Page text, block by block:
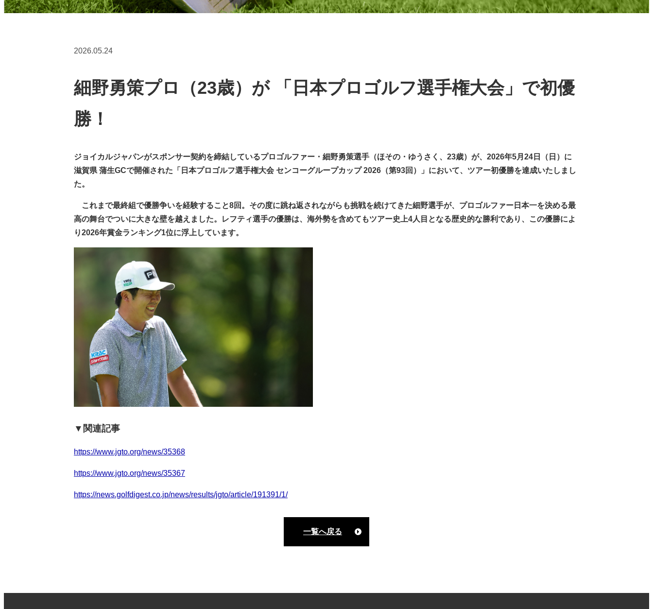
2026.05.24
細野勇策プロ（23歳）が 「日本プロゴルフ選手権大会」で初優
勝！
ジョイカルジャパンがスポンサー契約を締結しているプロゴルファー・細野勇策選手（ほその・ゆうさく、23歳）が、2026年5月24日（日）に
滋賀県 蒲生GCで開催された「日本プロゴルフ選手権大会 センコーグループカップ 2026（第93回）」において、ツアー初優勝を達成いたしまし
た。
これまで最終組で優勝争いを経験すること8回。その度に跳ね返されながらも挑戦を続けてきた細野選手が、プロゴルファー日本一を決める最
高の舞台でついに大きな壁を越えました。レフティ選手の優勝は、海外勢を含めてもツアー史上4人目となる歴史的な勝利であり、この優勝によ
り2026年賞金ランキング1位に浮上しています。
▼関連記事
https://www.jgto.org/news/35368
https://www.jgto.org/news/35367
https://news.golfdigest.co.jp/news/results/jgto/article/191391/1/
一覧へ戻る